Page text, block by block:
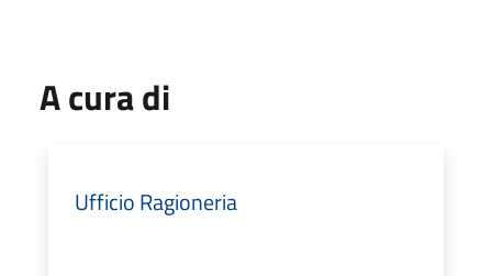
A cura di
Ufficio Ragioneria